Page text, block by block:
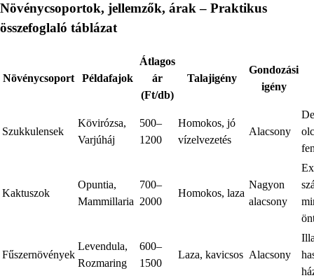
Növénycsoportok, jellemzők, árak – Praktikus
összefoglaló táblázat
Növénycsoport Példafajok
Átlagos
ár
(Ft/db)
Talajigény
Gondozási
igény
Szukkulensek
Kövirózsa,
Varjúháj
500–
1200
Homokos, jó
vízelvezetés
Alacsony
Kaktuszok
Opuntia,
Mammillaria
700–
2000
Homokos, laza
Nagyon
alacsony
Fűszernövények
Levendula,
Rozmaring
600–
1500
Laza, kavicsos Alacsony